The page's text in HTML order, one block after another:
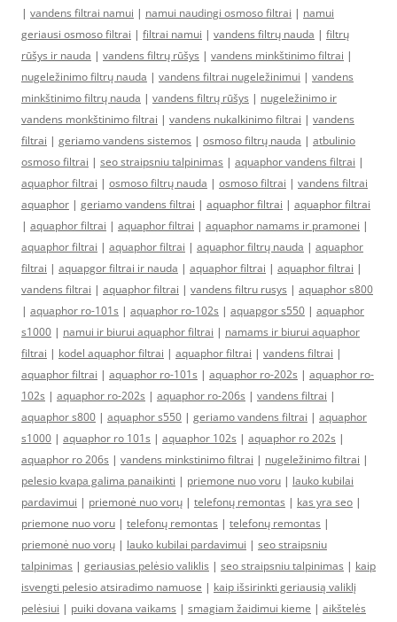
| vandens filtrai namui | namui naudingi osmoso filtrai | namui
geriausi osmoso filtrai | filtrai namui | vandens filtrų nauda | filtrų
rūšys ir nauda | vandens filtrų rūšys | vandens minkštinimo filtrai |
nugeležinimo filtrų nauda | vandens filtrai nugeležinimui | vandens
minkštinimo filtrų nauda | vandens filtrų rūšys | nugeležinimo ir
vandens monkštinimo filtrai | vandens nukalkinimo filtrai | vandens
filtrai | geriamo vandens sistemos | osmoso filtrų nauda | atbulinio
osmoso filtrai | seo straipsniu talpinimas | aquaphor vandens filtrai |
aquaphor filtrai | osmoso filtrų nauda | osmoso filtrai | vandens filtrai
aquaphor | geriamo vandens filtrai | aquaphor filtrai | aquaphor filtrai
| aquaphor filtrai | aquaphor filtrai | aquaphor namams ir pramonei |
aquaphor filtrai | aquaphor filtrai | aquaphor filtrų nauda | aquaphor
filtrai | aquapgor filtrai ir nauda | aquaphor filtrai | aquaphor filtrai |
vandens filtrai | aquaphor filtrai | vandens filtru rusys | aquaphor s800
| aquaphor ro-101s | aquaphor ro-102s | aquapgor s550 | aquaphor
s1000 | namui ir biurui aquaphor filtrai | namams ir biurui aquaphor
filtrai | kodel aquaphor filtrai | aquaphor filtrai | vandens filtrai |
aquaphor filtrai | aquaphor ro-101s | aquaphor ro-202s | aquaphor ro-
102s | aquaphor ro-202s | aquaphor ro-206s | vandens filtrai |
aquaphor s800 | aquaphor s550 | geriamo vandens filtrai | aquaphor
s1000 | aquaphor ro 101s | aquaphor 102s | aquaphor ro 202s |
aquaphor ro 206s | vandens minkstinimo filtrai | nugeležinimo filtrai |
pelesio kvapa galima panaikinti | priemone nuo voru | lauko kubilai
pardavimui | priemonė nuo vorų | telefonų remontas | kas yra seo |
priemone nuo voru | telefonų remontas | telefonų remontas |
priemonė nuo vorų | lauko kubilai pardavimui | seo straipsniu
talpinimas | geriausias pelėsio valiklis | seo straipsniu talpinimas | kaip
isvengti pelesio atsiradimo namuose | kaip išsirinkti geriausią valiklį
pelėsiui | puiki dovana vaikams | smagiam žaidimui kieme | aikštelės